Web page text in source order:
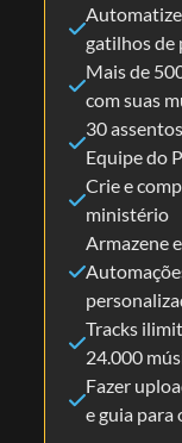
gatilhos de
Mais de
com suas
30
Equipe do
Crie e
ministério
Armazene
Tracks
24.000
Fazer
e guia para